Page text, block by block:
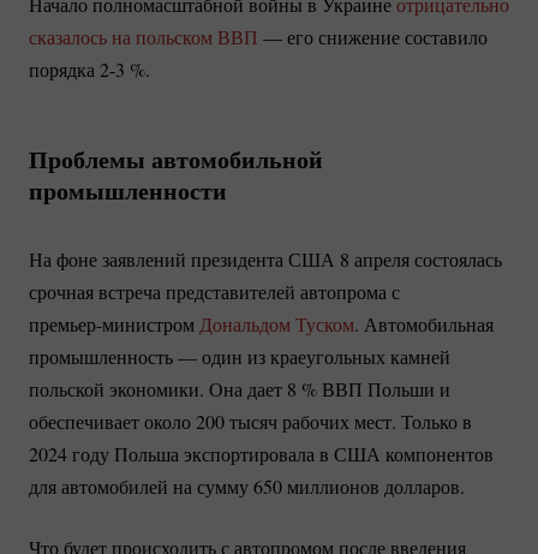
сказалось на польском ВВП — его снижение составило
порядка 2-3 %.
Проблемы автомобильной
промышленности
На фоне заявлений президента США 8 апреля состоялась
срочная встреча представителей автопрома с
премьер-министром Дональдом Туском. Автомобильная
промышленность — один из краеугольных камней
польской экономики. Она дает 8 % ВВП Польши и
обеспечивает около 200 тысяч рабочих мест. Только в
2024 году Польша экспортировала в США компонентов
для автомобилей на сумму 650 миллионов долларов.
Что будет происходить с автопромом после введения